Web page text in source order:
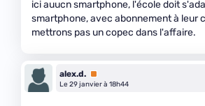
ici auucn smartphone, l'école doit
smartphone, avec abonnement à leur
mettrons pas un copec dans l'affaire.
alex.d. Premium
Le 29 janvier à 18h44